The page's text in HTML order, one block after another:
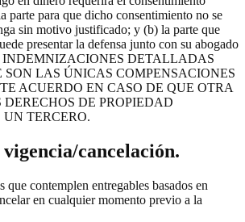
parte para que dicho consentimiento no se
sin motivo justificado; y (b) la parte que
presentar la defensa junto con su abogado
INDEMNIZACIONES DETALLADAS
LAS ÚNICAS COMPENSACIONES
ACUERDO EN CASO DE QUE OTRA
DE PROPIEDAD
TERCERO.
cancelación.
que contemplen entregables basados en
en cualquier momento previo a la